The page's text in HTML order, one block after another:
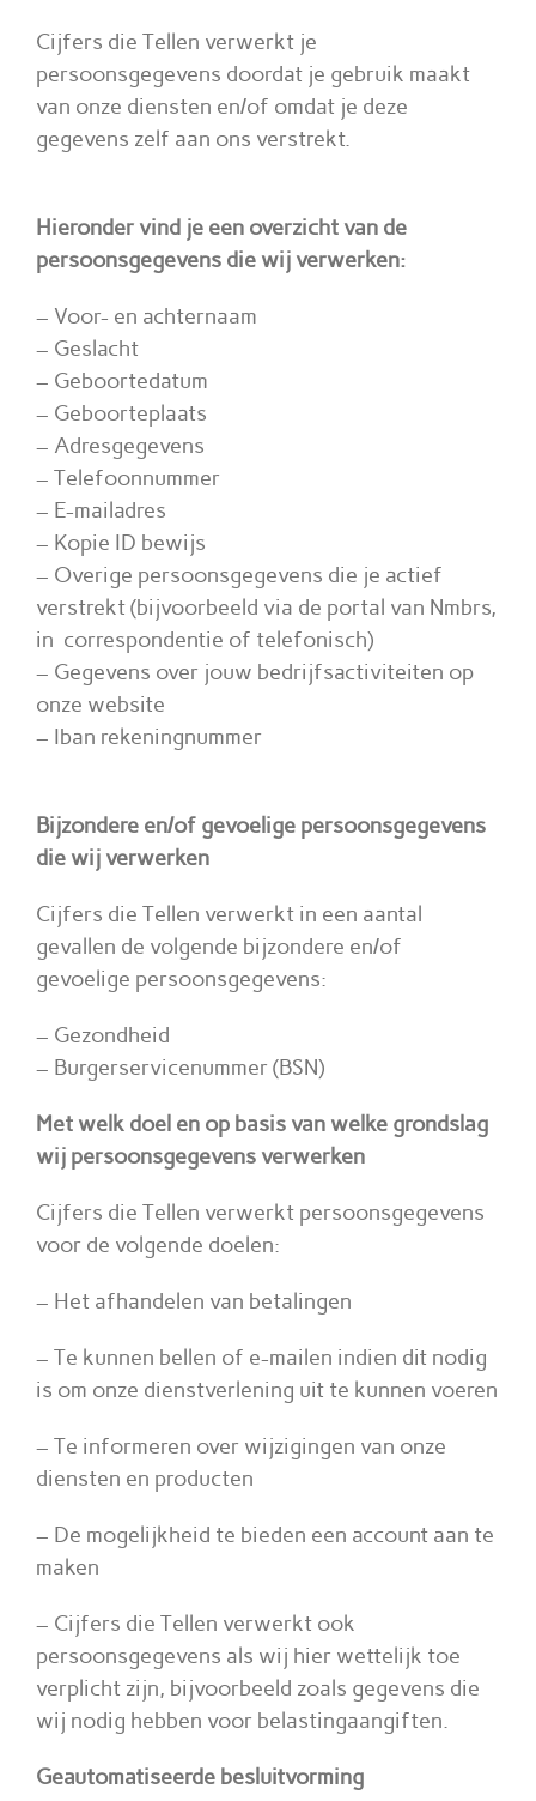
Cijfers die Tellen verwerkt je
persoonsgegevens doordat je gebruik maakt
van onze diensten en/of omdat je deze
gegevens zelf aan ons verstrekt.
Hieronder vind je een overzicht van de
persoonsgegevens die wij verwerken:
– Voor- en achternaam
– Geslacht
– Geboortedatum
– Geboorteplaats
– Adresgegevens
– Telefoonnummer
– E-mailadres
– Kopie ID bewijs
– Overige persoonsgegevens die je actief
verstrekt (bijvoorbeeld via de portal van Nmbrs,
in correspondentie of telefonisch)
– Gegevens over jouw bedrijfsactiviteiten op
onze website
– Iban rekeningnummer
Bijzondere en/of gevoelige persoonsgegevens
die wij verwerken
Cijfers die Tellen verwerkt in een aantal
gevallen de volgende bijzondere en/of
gevoelige persoonsgegevens:
– Gezondheid
– Burgerservicenummer (BSN)
Met welk doel en op basis van welke grondslag
wij persoonsgegevens verwerken
Cijfers die Tellen verwerkt persoonsgegevens
voor de volgende doelen:
– Het afhandelen van betalingen
– Te kunnen bellen of e-mailen indien dit nodig
is om onze dienstverlening uit te kunnen voeren
– Te informeren over wijzigingen van onze
diensten en producten
– De mogelijkheid te bieden een account aan te
maken
– Cijfers die Tellen verwerkt ook
persoonsgegevens als wij hier wettelijk toe
verplicht zijn, bijvoorbeeld zoals gegevens die
wij nodig hebben voor belastingaangiften.
Geautomatiseerde besluitvorming